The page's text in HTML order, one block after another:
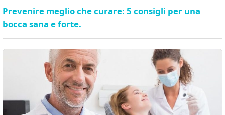
Prevenire meglio che curare: 5 consigli per una
bocca sana e forte.